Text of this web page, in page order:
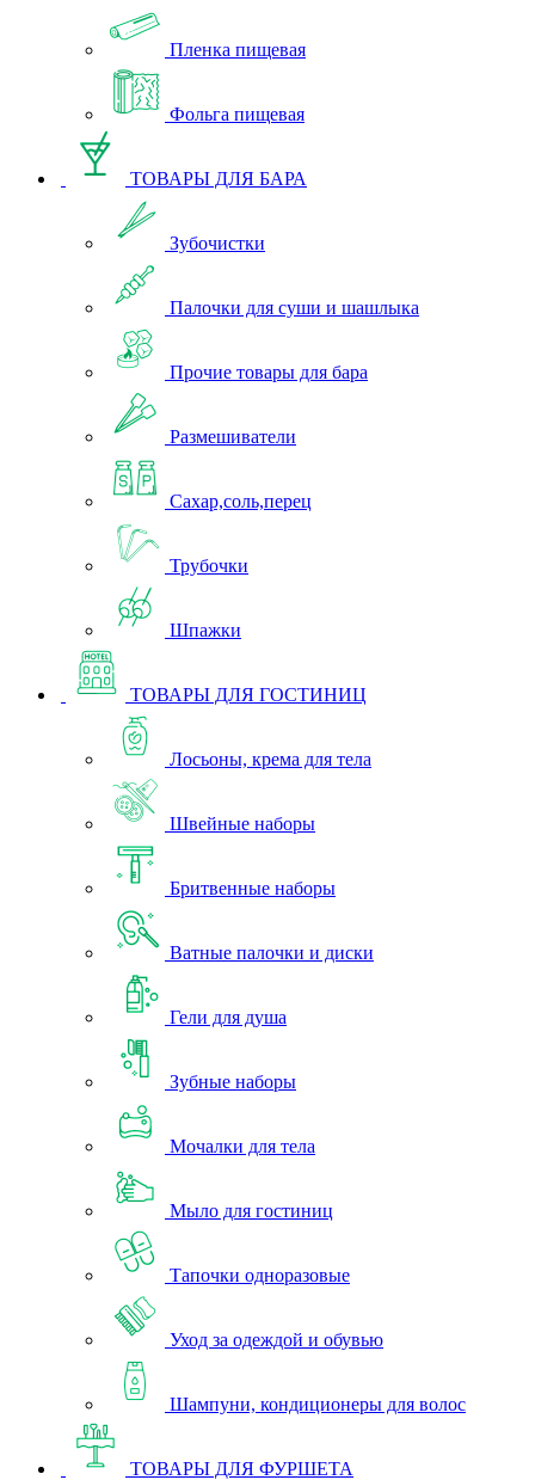
Пленка пищевая
Фольга пищевая
ТОВАРЫ ДЛЯ БАРА
Зубочистки
Палочки для суши и шашлыка
Прочие товары для бара
Размешиватели
Сахар,соль,перец
Трубочки
Шпажки
ТОВАРЫ ДЛЯ ГОСТИНИЦ
Лосьоны, крема для тела
Швейные наборы
Бритвенные наборы
Ватные палочки и диски
Гели для душа
Зубные наборы
Мочалки для тела
Мыло для гостиниц
Тапочки одноразовые
Уход за одеждой и обувью
Шампуни, кондиционеры для волос
ТОВАРЫ ДЛЯ ФУРШЕТА